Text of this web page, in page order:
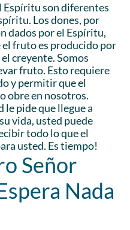
Espíritu son diferentes
Los dones, por
dados por el Espíritu,
fruto es producido por
creyente. Somos
fruto. Esto requiere
y permitir que el
obre en nosotros.
le pide que llegue a
vida, usted puede
todo lo que el
usted. Es tiempo!
Señor
Nada